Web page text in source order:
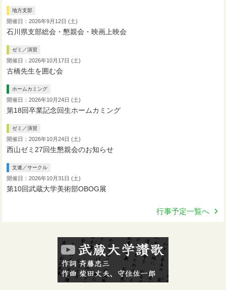
地方支部
開催日：2026年9月12日 (土)
石川県支部総会・懇親会・映画上映会
ゼミ／演習
開催日：2026年10月17日 (土)
古橋先生を囲む会
ホームカミング
開催日：2026年10月24日 (土)
第18回卒業記念回生ホームカミング
ゼミ／演習
開催日：2026年10月24日 (土)
西山ゼミ27回生懇親会のお知らせ
文連／サークル
開催日：2026年10月31日 (土)
第10回武蔵大学美術部OBOG展
行事予定一覧へ